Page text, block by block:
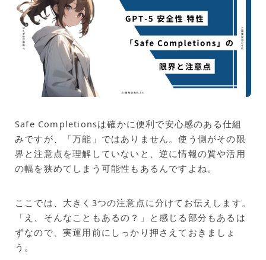
Safe Completionsは確かに便利で安心感のある仕組
みですが、「万能」ではありません。使う側がその限
界と注意点を理解していないと、逆に情報の質や活用
の幅を狭めてしまう可能性もあるんですよね。
ここでは、大きく3つの注意点に分けてお伝えします。
「え、そんなこともあるの？」と感じる部分もあるは
ずなので、実運用前にしっかり押さえておきましょ
う。